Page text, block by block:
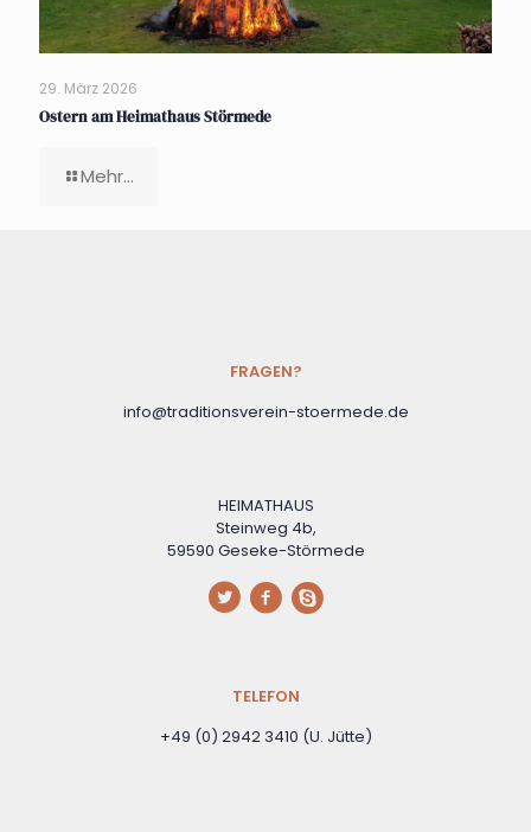
29. März 2026
Ostern am Heimathaus Störmede
Mehr...
FRAGEN?
info@traditionsverein-stoermede.de
HEIMATHAUS
Steinweg 4b,
59590 Geseke-Störmede
TELEFON
+49 (0) 2942 3410 (U. Jütte)